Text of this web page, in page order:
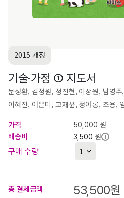
2015 개정
기술·가정 ① 지도서
문성환, 김정원, 정진현, 이상원, 남영
이혜진, 여은미, 고재윤, 정아롱, 조용,
가격
50,000 원
배송비
3,500 원
구매 수량
총 결제금액 53,500원